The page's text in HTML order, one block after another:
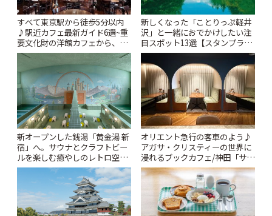
すべて東京駅から徒歩5分以内
♪駅近カフェ最新ガイド6選~重
要文化財の洋館カフェから、改
札すぐのレトロ喫茶まで~ | こと
新しくなった「ことりっぷ軽井
沢」と一緒におでかけしたい注
目スポット13選【スタンプラリ
ー開催中】 | ことりっぷ
新オープンした銭湯「黄金湯 新
宿」へ。サウナとクラフトビー
ルを楽しむ癒やしのレトロ空間
| ことりっぷ
オリエント急行の客車のよう♪
アガサ・クリスティーの世界に
浸れるブックカフェ/神田「サロ
ンクリスティ」 | ことりっぷ